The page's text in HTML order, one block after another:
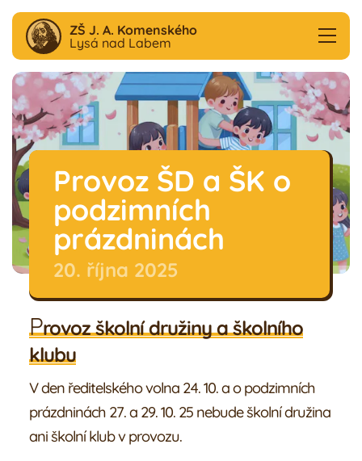
ZŠ J. A. Komenského
Lysá nad Labem
Aktuality
FB
Škola
Družina
Školní klub
Jídelna
Náš tým
Provoz ŠD a ŠK o
podzimních
prázdninách
20. října 2025
Provoz školní družiny a školního
klubu
V den ředitelského volna 24. 10. a o podzimních
prázdninách 27. a 29. 10. 25 nebude školní družina
ani školní klub v provozu.